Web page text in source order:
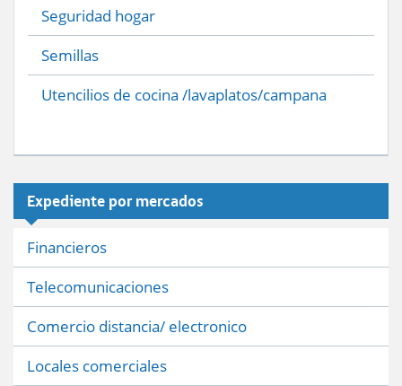
Seguridad hogar
Semillas
Utencilios de cocina /lavaplatos/campana
Expediente por mercados
Financieros
Telecomunicaciones
Comercio distancia/ electronico
Locales comerciales